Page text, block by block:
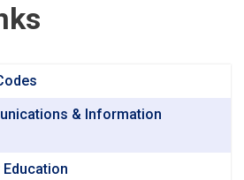
& Information